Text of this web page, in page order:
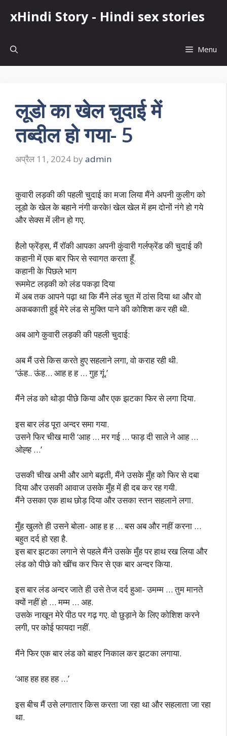
xHindi Story - Hindi sex stories
Menu
लूडो का खेल चुदाई में
तब्दील हो गया- 5
अप्रैल 11, 2024 by admin
कुवारी लड़की की पहली चुदाई का मजा लिया मैंने अपनी कुलीग को
लूडो के खेल के बहाने नंगी करके! खेल खेल में हम दोनों नंगे हो गये
और सेक्स में लीन हो गए.
हैलो फ्रेंड्स, मैं रॉकी आपका अपनी कुंवारी गर्लफ्रेंड की चुदाई की
कहानी में एक बार फिर से स्वागत करता हूँ.
कहानी के पिछले भाग
रूममेट लड़की को लंड पकड़ा दिया
में अब तक आपने पढ़ा था कि मैंने लंड चुत में ठांस दिया था और वो
अकबकाती हुई मेरे लंड से मुक्ति पाने की कोशिश कर रही थी.
अब आगे कुवारी लड़की की पहली चुदाई:
अब मैं उसे किस करते हुए सहलाने लगा, वो कराह रही थी.
‘ऊंह.. ऊंह… आह ह ह … गुह गूं.’
मैंने लंड को थोड़ा पीछे किया और एक झटका फिर से लगा दिया.
इस बार लंड पूरा अन्दर समा गया.
उसने फिर चीख मारी ‘आह … मर गई … फाड़ दी साले ने आह …
ओह्ह …’
उसकी चीख अभी और आगे बढ़ती, मैंने उसके मुँह को फिर से दबा
दिया और उसकी आवाज उसके मुँह में ही दब कर रह गयी.
मैंने उसका एक हाथ छोड़ दिया और उसका स्तन सहलाने लगा.
मुँह खुलते ही उसने बोला- आह ह ह … बस अब और नहीं करना …
बहुत दर्द हो रहा है.
इस बार झटका लगाने से पहले मैंने उसके मुँह पर हाथ रख लिया और
लंड को पीछे को खींच कर फिर से एक बार अन्दर किया.
इस बार लंड अन्दर जाते ही उसे तेज दर्द हुआ- उमम्म … तुम मानते
क्यों नहीं हो … मम्म … अह.
उसके नाखून मेरे पीठ पर गढ़ गए. वो छुड़ाने के लिए कोशिश करने
लगी, पर कोई फायदा नहीं.
मैंने फिर एक बार लंड को बाहर निकाल कर झटका लगाया.
‘आह हह हह हह …’
इस बीच मैं उसे लगातार किस करता जा रहा था और सहलाता जा रहा
था.